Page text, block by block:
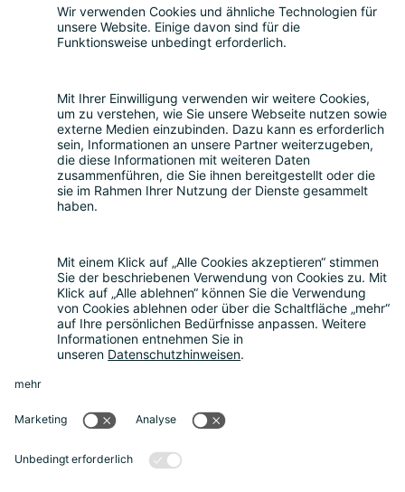
Teilnahme
Themen
Über uns
Rückblick
Kontakt
Sonstiges
Datenschutz